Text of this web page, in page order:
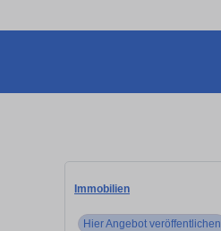
Immobilien
Hier Angebot veröffentlichen